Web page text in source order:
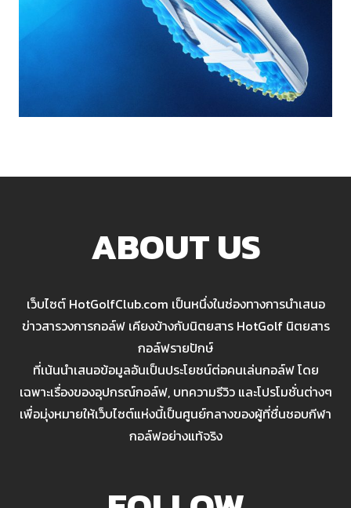
ABOUT US
เว็บไซต์ HotGolfClub.com เป็นหนึ่งในช่องทางการนำเสนอ
ข่าวสารวงการกอล์ฟ เคียงข้างกับนิตยสาร HotGolf นิตยสาร
กอล์ฟรายปักษ์
ที่เน้นนำเสนอข้อมูลอันเป็นประโยชน์ต่อคนเล่นกอล์ฟ โดย
เฉพาะเรื่องของอุปกรณ์กอล์ฟ, บทความรีวิว และโปรโมชั่นต่างๆ
เพื่อมุ่งหมายให้เว็บไซต์แห่งนี้เป็นศูนย์กลางของผู้ที่ชื่นชอบกีฬา
กอล์ฟอย่างแท้จริง